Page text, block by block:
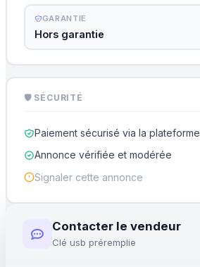
GARANTIE
Hors garantie
🛡 SÉCURITÉ
Paiement sécurisé via la plateforme
Annonce vérifiée et modérée
Signaler cette annonce
Contacter le vendeur
Clé usb préremplie